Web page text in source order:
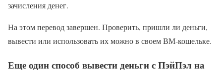
зачисления денег.
На этом перевод завершен. Проверить, пришли ли деньги,
вывести или использовать их можно в своем ВМ-кошельке.
Еще один способ вывести деньги с ПэйПэл на